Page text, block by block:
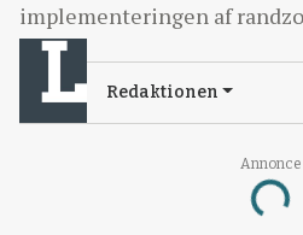
Annonce
implementeringen af
Redaktionen